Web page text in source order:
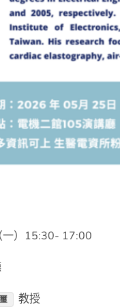
一）15:30- 17:00
教授